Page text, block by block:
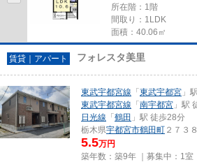
所在階：1階
間取り：1LDK
面積：40.06㎡
賃貸｜アパート フォレスタ美里
東武宇都宮線 「 東武宇都宮 」
東武宇都宮線 「 南宇都宮 」駅
日光線 「 鶴田 」駅 徒歩28分
栃木県宇都宮市鶴田町 ２７３
5.5万円
築年数：築9年 ｜募集中： 1室